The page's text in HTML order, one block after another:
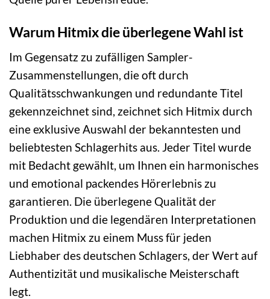
Warum Hitmix die überlegene Wahl ist
Im Gegensatz zu zufälligen Sampler-
Zusammenstellungen, die oft durch
Qualitätsschwankungen und redundante Titel
gekennzeichnet sind, zeichnet sich Hitmix durch
eine exklusive Auswahl der bekanntesten und
beliebtesten Schlagerhits aus. Jeder Titel wurde
mit Bedacht gewählt, um Ihnen ein harmonisches
und emotional packendes Hörerlebnis zu
garantieren. Die überlegene Qualität der
Produktion und die legendären Interpretationen
machen Hitmix zu einem Muss für jeden
Liebhaber des deutschen Schlagers, der Wert auf
Authentizität und musikalische Meisterschaft
legt.